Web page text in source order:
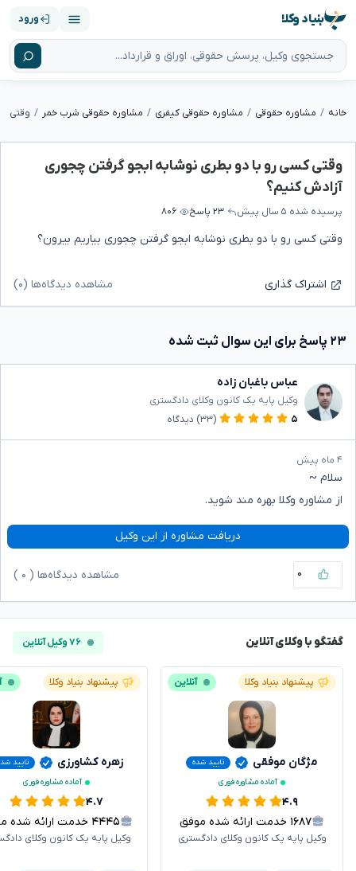
بنیاد وکلا ورود
خانه مشاوره حقوقی مشاوره حقوقی کیفری مشاوره حقوقی شرب خمر
وقتی کسی رو با دو بطری نوشابه ابجو گرفتن چجوری
آزادش کنیم؟
پرسیده شده ۵ سال پیش ۲۳ پاسخ ۸۰۶
وقتی کسی رو با دو بطری نوشابه ابجو گرفتن چجوری بیاریم بیرون؟
اشتراک گذاری مشاهده دیدگاه‌ها (۰)
۲۳ پاسخ برای این سوال ثبت شده
عباس باغبان زاده
وکیل پایه یک کانون وکلای دادگستری
۵
(۳۳) دیدگاه
۴ ماه پیش
سلام ~
از مشاوره وکلا بهره مند شوید.
دریافت مشاوره از این وکیل
۰ مشاهده دیدگاه‌ها ( ۰
گفتگو با وکلای آنلاین ۷۶ وکیل آنلاین
پیشنهاد بنیاد وکلا آنلاین
مژگان موفقی
تایید شده
آماده مشاوره فوری
۴.۹
۱۶۸۷ خدمت ارائه شده موفق
وکیل پایه یک کانون وکلای دادگستری
پیشنهاد بنیاد وکلا
زهره کشاورزی
تایید
آماده مشاوره فوری
۴.۷
۴۴۴۵ خدمت ارائه شده موفق
وکیل پایه یک کانون وکلای